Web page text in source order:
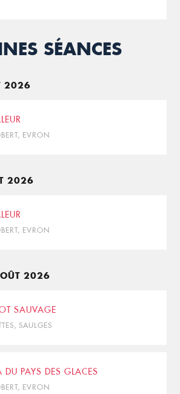
SÉANCES
2026
EVRON
2026
EVRON
2026
SAUVAGE
SAULGES
DU PAYS DES GLACES
EVRON